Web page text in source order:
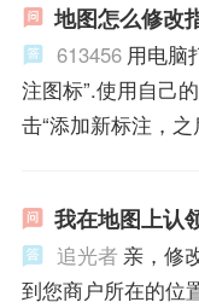
地图怎么修改
613456 用电脑
注图标”.使用自己
击“添加新标注，
我在地图上认
追光者 亲，修
到您商户所在的位